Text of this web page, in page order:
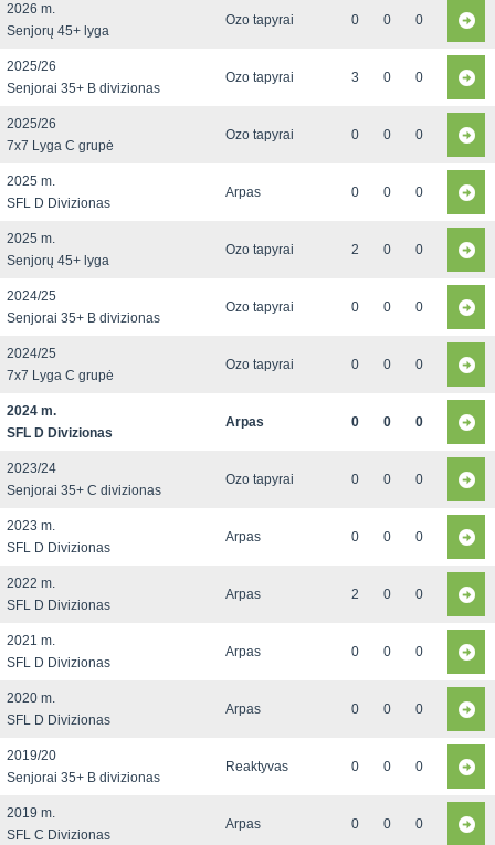
2026 m.
Senjorų 45+ lyga
Ozo tapyrai 0 0 0
2025/26
Senjorai 35+ B divizionas
Ozo tapyrai 3 0 0
2025/26
7x7 Lyga C grupė
Ozo tapyrai 0 0 0
2025 m.
SFL D Divizionas
Arpas 0 0 0
2025 m.
Senjorų 45+ lyga
Ozo tapyrai 2 0 0
2024/25
Senjorai 35+ B divizionas
Ozo tapyrai 0 0 0
2024/25
7x7 Lyga C grupė
Ozo tapyrai 0 0 0
2024 m.
SFL D Divizionas
Arpas 0 0 0
2023/24
Senjorai 35+ C divizionas
Ozo tapyrai 0 0 0
2023 m.
SFL D Divizionas
Arpas 0 0 0
2022 m.
SFL D Divizionas
Arpas 2 0 0
2021 m.
SFL D Divizionas
Arpas 0 0 0
2020 m.
SFL D Divizionas
Arpas 0 0 0
2019/20
Senjorai 35+ B divizionas
Reaktyvas 0 0 0
2019 m.
SFL C Divizionas
Arpas 0 0 0